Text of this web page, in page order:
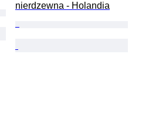
nierdzewna - Holandia